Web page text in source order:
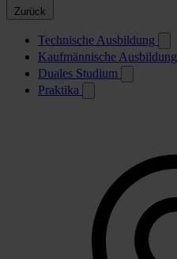
Zurück
Technische Ausbildung
Kaufmännische Ausbildung
Duales Studium
Praktika